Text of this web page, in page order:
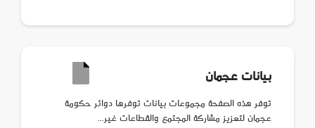
بيانات عجمان
توفر هذه الصفحة مجموعات بيانات توفرها دوائر حكومة
عجمان لتعزيز مشاركة المجتمع والقطاعات غير...